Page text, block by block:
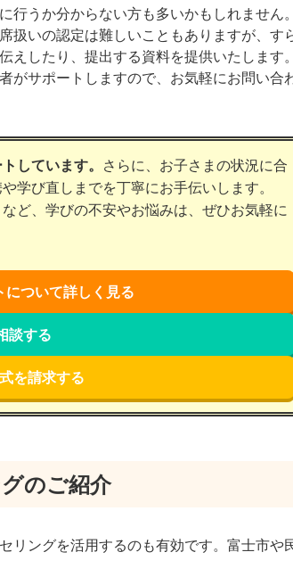
うか分からない方も多いかもしれません。
扱いの認定は難しいこともありますが、す
したり、提出する資料を提供いたします。
がサポートしますので、お気軽にお問い合
しています。 さらに、お子さまの状況に合
学び直しまでを丁寧にお手伝いします。
ど、学びの不安やお悩みは、ぜひお気軽に
ついて詳しく見る
談する
を請求する
のご紹介
リングを活用するのも有効です。富士市や